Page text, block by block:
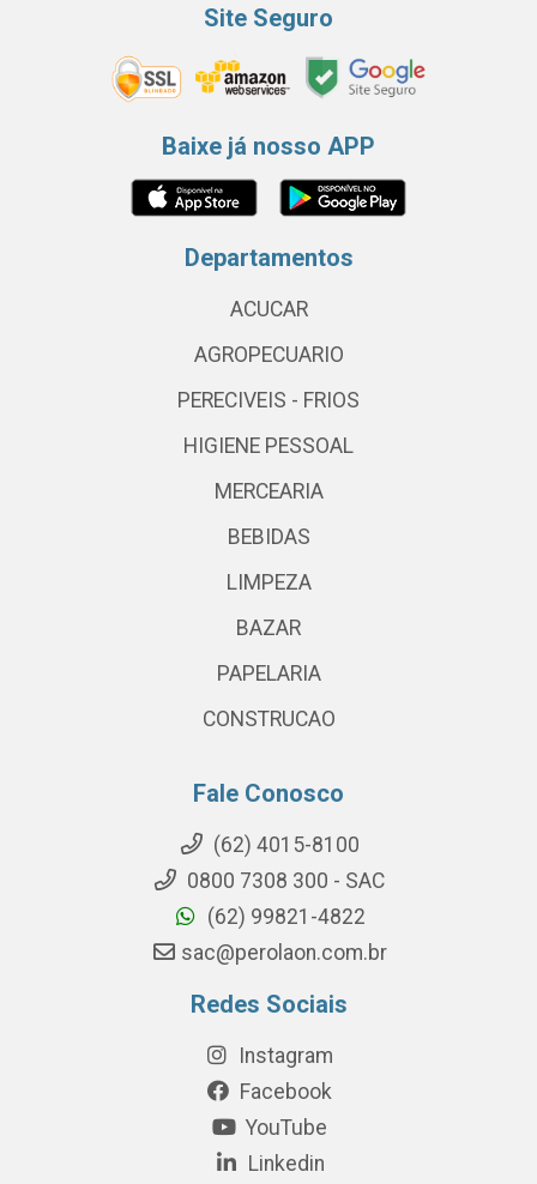
Site Seguro
Baixe já nosso APP
Departamentos
ACUCAR
AGROPECUARIO
PERECIVEIS - FRIOS
HIGIENE PESSOAL
MERCEARIA
BEBIDAS
LIMPEZA
BAZAR
PAPELARIA
CONSTRUCAO
Fale Conosco
(62) 4015-8100
0800 7308 300 - SAC
(62) 99821-4822
sac@perolaon.com.br
Redes Sociais
Instagram
Facebook
YouTube
Linkedin